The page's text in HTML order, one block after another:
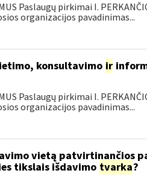
Paslaugų pirkimai I.
organizacijos pavadinimas...
konsultavimo ir
Paslaugų pirkimai I.
organizacijos pavadinimas...
vietą patvirtinančios
tikslais išdavimo tvarka?